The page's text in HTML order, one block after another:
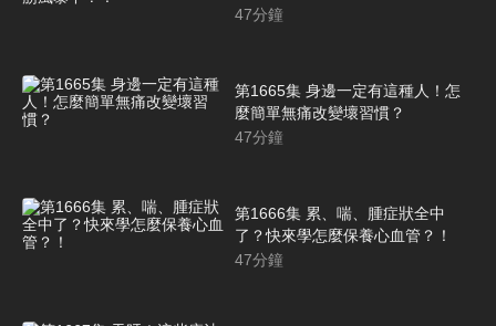
中？！
47分鐘
第1665集 身邊一定有這種人！怎
麼簡單無痛改變壞習慣？
47分鐘
第1666集 累、喘、腫症狀全中
了？快來學怎麼保養心血管？！
47分鐘